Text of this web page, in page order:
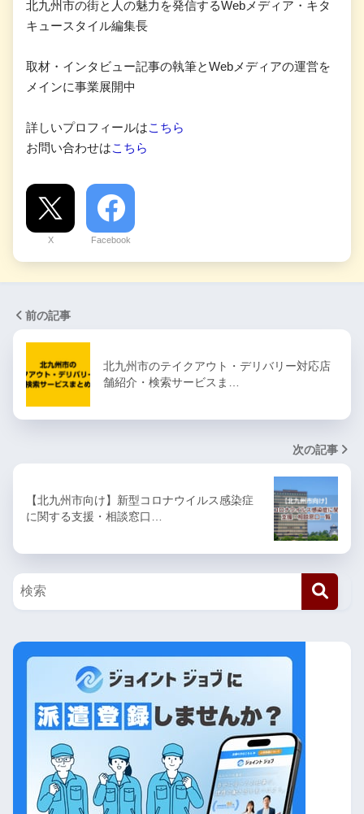
北九州市の街と人の魅力を発信するWebメディア・キタ
キュースタイル編集長
取材・インタビュー記事の執筆とWebメディアの運営を
メインに事業展開中
詳しいプロフィールはこちら
お問い合わせはこちら
X Facebook
前の記事
北九州市のテイクアウト・デリバリー対応店
舗紹介・検索サービスま…
次の記事
【北九州市向け】新型コロナウイルス感染症
に関する支援・相談窓口…